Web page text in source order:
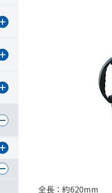
全長：約620mm